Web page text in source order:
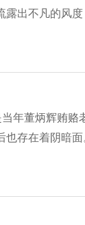
出不凡的风度
年董炳辉贿
存在着阴暗